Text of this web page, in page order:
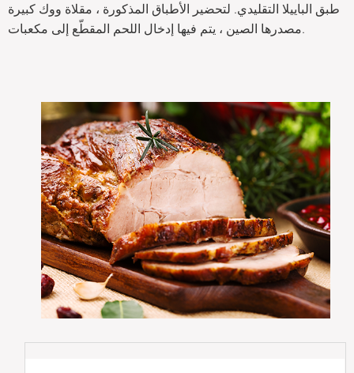
طبق الباييلا التقليدي. لتحضير الأطباق المذكورة ، مقلاة ووك كبيرة
مصدرها الصين ، يتم فيها إدخال اللحم المقطّع إلى مكعبات.